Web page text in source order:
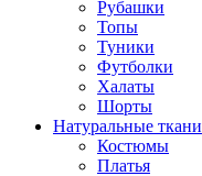
Рубашки
Топы
Туники
Футболки
Халаты
Шорты
Натуральные ткани
Костюмы
Платья